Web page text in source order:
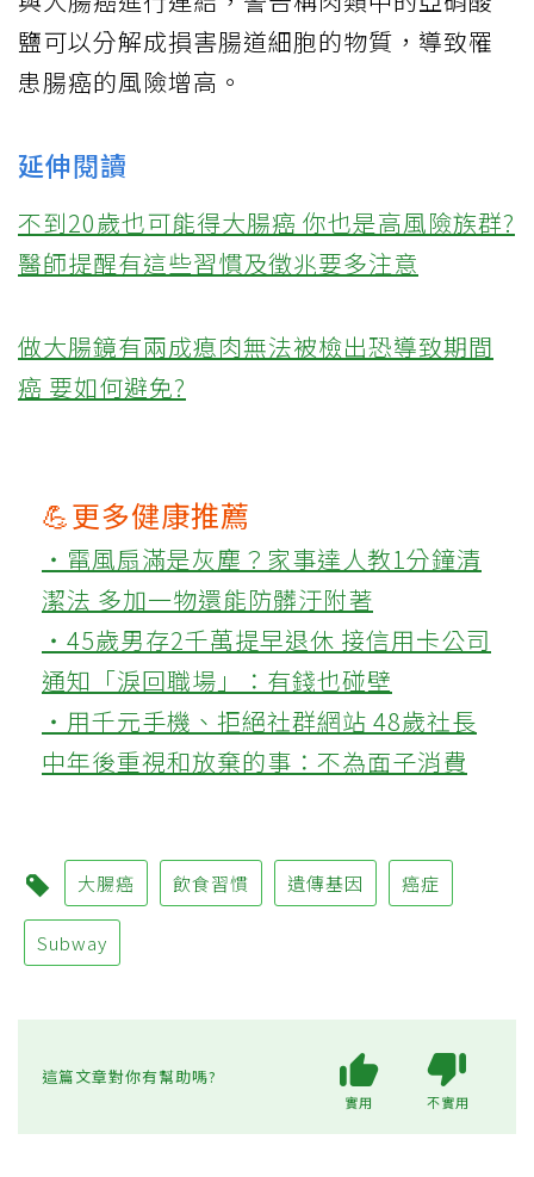
鹽可以分解成損害腸道細胞的物質，導致罹
患腸癌的風險增高。
延伸閱讀
不到20歲也可能得大腸癌 你也是高風險族群?
醫師提醒有這些習慣及徵兆要多注意
做大腸鏡有兩成瘜肉無法被檢出恐導致期間
癌 要如何避免?
💪更多健康推薦
‧電風扇滿是灰塵？家事達人教1分鐘清
潔法 多加一物還能防髒汙附著
‧45歲男存2千萬提早退休 接信用卡公司
通知「淚回職場」：有錢也碰壁
‧用千元手機、拒絕社群網站 48歲社長
中年後重視和放棄的事：不為面子消費
大腸癌 飲食習慣 遺傳基因 癌症
Subway
這篇文章對你有幫助嗎?
實用 不實用